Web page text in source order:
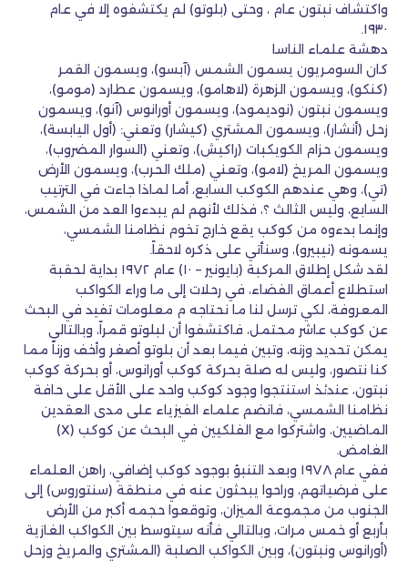
واكتشاف نبتون عام ، وحتى (بلوتو) لم يكتشفوه إلا في عام
١٩٣٠.
دهشة علماء الناسا
كان السومريون يسمون الشمس (آبسو)، ويسمون القمر
(كنكو)، ويسمون الزهرة (لاهامو)، ويسمون عطارد (مومو)،
ويسمون نبتون (نوديمود)، ويسمون أورانوس (آنو)، ويسمون
زحل (أنشار)، ويسمون المشتري (كيشار) وتعني: (أول اليابسة)،
ويسمون حزام الكويكبات (راكيش)، وتعني (السوار المضروب)،
ويسمون المريخ (لامو)، وتعني (ملك الحرب)، ويسمون الأرض
(تي)، وهي عندهم الكوكب السابع، أما لماذا جاءت في الترتيب
السابع، وليس الثالث ؟، فذلك لأنهم لم يبدءوا العد من الشمس،
وإنما بدءوه من كوكب يقع خارج تخوم نظامنا الشمسي،
يسمونه (نيبيرو)، وسنأتي على ذكره لاحقاً.
لقد شكل إطلاق المركبة (بايونير – ١٠) عام ١٩٧٢ بداية لحقبة
استطلاع أعماق الفضاء، في رحلات إلى ما وراء الكواكب
المعروفة، لكي ترسل لنا ما نحتاجه م معلومات تفيد في البحث
عن كوكب عاشر محتمل، فاكتشفوا أن لبلوتو قمراً، وبالتالي
يمكن تحديد وزنه، وتبين فيما بعد أن بلوتو أصغر وأخف وزناً مما
كنا نتصور، وليس له صلة بحركة كوكب أورانوس، أو بحركة كوكب
نبتون، عندئذ استنتجوا وجود كوكب واحد على الأقل على حافة
نظامنا الشمسي، فانضم علماء الفيزياء على مدى العقدين
الماضيين، واشتركوا مع الفلكيين في البحث عن كوكب (X)
الغامض.
ففي عام ١٩٧٨ وبعد التنبؤ بوجود كوكب إضافي، راهن العلماء
على فرضياتهم، وراحوا يبحثون عنه في منطقة (سنتوروس) إلى
الجنوب من مجموعة الميزان، وتوقعوا حجمه أكبر من الأرض
بأربع أو خمس مرات، وبالتالي فأنه سيتوسط بين الكواكب الغازية
(أورانوس ونبتون)، وبين الكواكب الصلبة (المشتري والمريخ وزحل